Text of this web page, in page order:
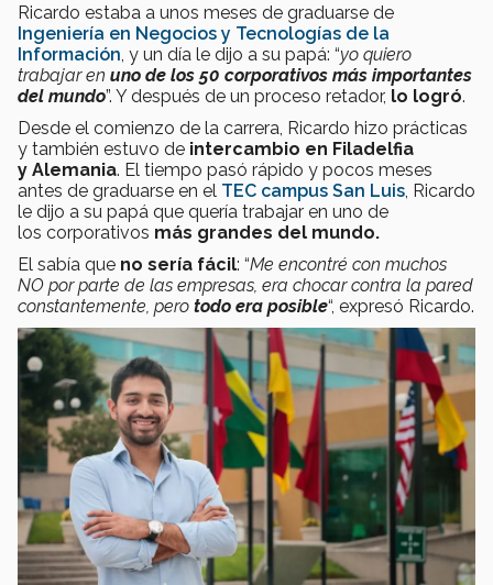
Ricardo estaba a unos meses de graduarse de
Ingeniería en Negocios y Tecnologías de la
Información , y un día le dijo a su papá: “yo quiero
trabajar en uno de los 50 corporativos más importantes
del mundo”. Y después de un proceso retador, lo logró.
Desde el comienzo de la carrera, Ricardo hizo prácticas
y también estuvo de intercambio en Filadelfia
y Alemania. El tiempo pasó rápido y pocos meses
antes de graduarse en el TEC campus San Luis , Ricardo
le dijo a su papá que quería trabajar en uno de
los corporativos más grandes del mundo.
El sabía que no sería fácil: “Me encontré con muchos
NO por parte de las empresas, era chocar contra la pared
constantemente, pero todo era posible“, expresó Ricardo.